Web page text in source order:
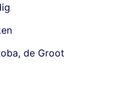
,de Groot